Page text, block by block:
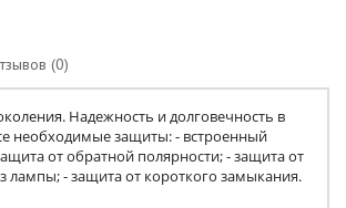
(0)
Надежность и долговечность в
необходимые защиты: - встроенный
от обратной полярности; - защита от
лампы; - защита от короткого замыкания.